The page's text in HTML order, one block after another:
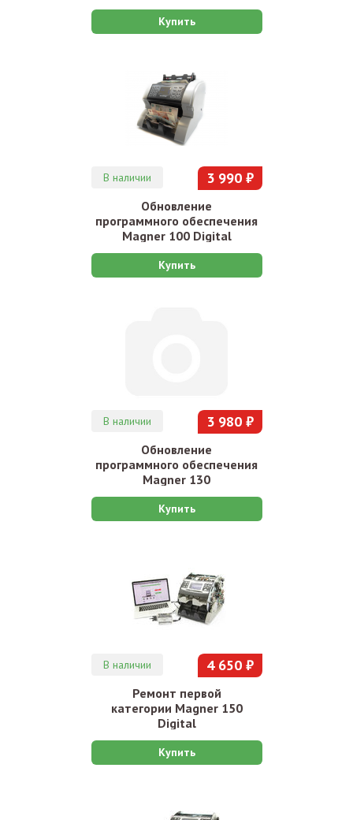
Купить
В наличии 3 990 ₽
Обновление
программного обеспечения
Magner 100 Digital
Купить
В наличии 3 980 ₽
Обновление
программного обеспечения
Magner 130
Купить
В наличии 4 650 ₽
Ремонт первой
категории Magner 150
Digital
Купить